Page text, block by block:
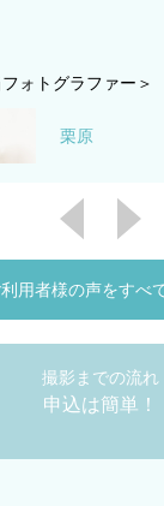
フォトグラファー＞
栗原
利用者様の声をすべ
撮影までの流れ
申込は簡単！